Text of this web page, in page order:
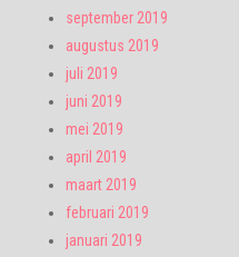
september 2019
augustus 2019
juli 2019
juni 2019
mei 2019
april 2019
maart 2019
februari 2019
januari 2019